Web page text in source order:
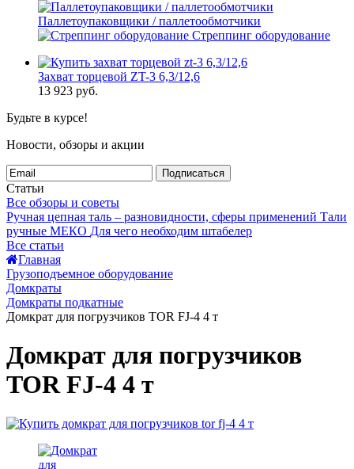
Паллетоупаковщики / паллетообмотчики
Стреппинг оборудование
Захват торцевой ZT-3 6,3/12,6
13 923 руб.
Будьте в курсе!
Новости, обзоры и акции
Подписаться
Статьи
Все обзоры и советы
Ручная цепная таль – разновидности, сферы применений Тали
ручные МЕКО Для чего необходим штабелер
Все статьи
Главная
Грузоподъемное оборудование
Домкраты
Домкраты подкатные
Домкрат для погрузчиков TOR FJ-4 4 т
Домкрат для погрузчиков
TOR FJ-4 4 т